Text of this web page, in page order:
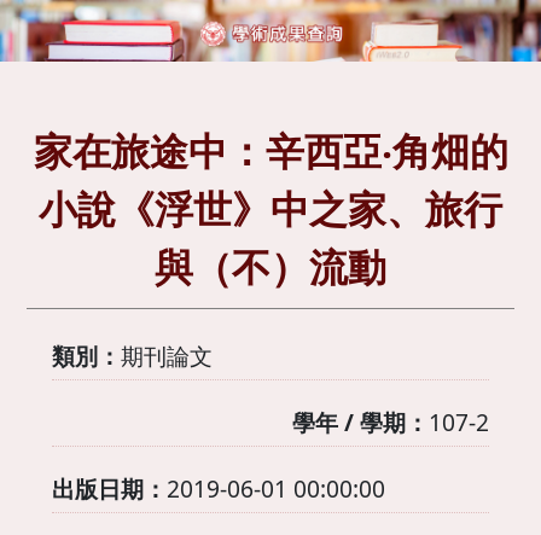
家在旅途中：辛西亞‧角畑的
小說《浮世》中之家、旅行
與（不）流動
類別： 期刊論文
學年 / 學期： 107-2
出版日期： 2019-06-01 00:00:00